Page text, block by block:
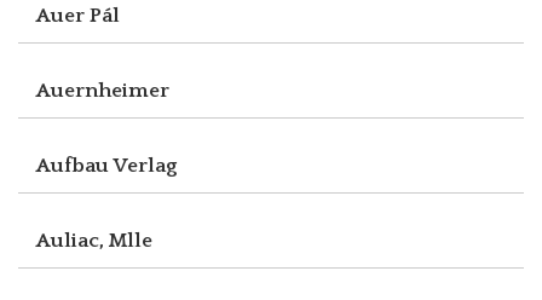
Auer Pál
Auernheimer
Aufbau Verlag
Auliac, Mlle